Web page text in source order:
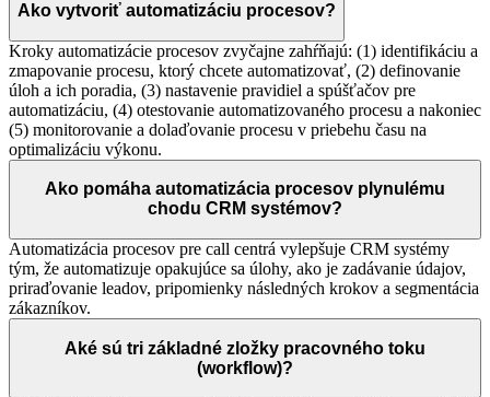
Ako vytvoriť automatizáciu procesov?
Kroky automatizácie procesov zvyčajne zahŕňajú: (1) identifikáciu a
zmapovanie procesu, ktorý chcete automatizovať, (2) definovanie
úloh a ich poradia, (3) nastavenie pravidiel a spúšťačov pre
automatizáciu, (4) otestovanie automatizovaného procesu a nakoniec
(5) monitorovanie a dolaďovanie procesu v priebehu času na
optimalizáciu výkonu.
Ako pomáha automatizácia procesov plynulému
chodu CRM systémov?
Automatizácia procesov pre call centrá vylepšuje CRM systémy
tým, že automatizuje opakujúce sa úlohy, ako je zadávanie údajov,
priraďovanie leadov, pripomienky následných krokov a segmentácia
zákazníkov.
Aké sú tri základné zložky pracovného toku
(workflow)?